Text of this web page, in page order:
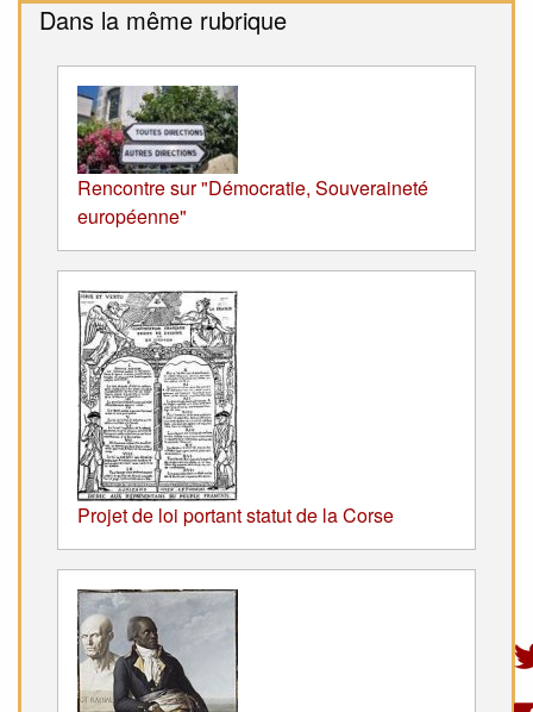
Dans la même rubrique
Rencontre sur "Démocratie, Souveraineté
européenne"
Projet de loi portant statut de la Corse